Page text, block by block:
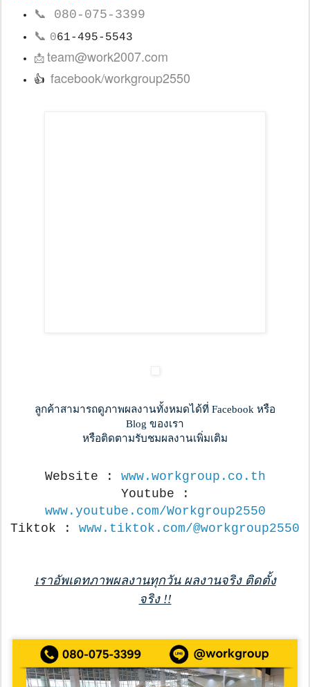
📞 080-075-3399
📞 061-495-5543
📩team@work2007.com
👍 facebook/workgroup2550
ลูกค้าสามารถดูภาพผลงานทั้งหมดได้ที่ Facebook หรือ
Blog ของเรา
หรือติดตามรับชมผลงานเพิ่มเติม
Website : www.workgroup.co.th
Youtube :
www.youtube.com/Workgroup2550
Tiktok : www.tiktok.com/@workgroup2550
เราอัพเดทภาพผลงานทุกวัน ผลงานจริง ติดตั้ง
จริง !!